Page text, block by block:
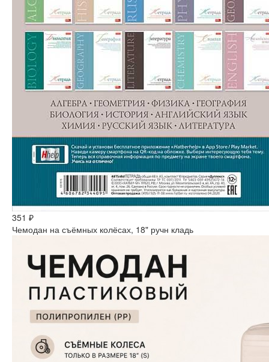
351 ₽
Чемодан на съёмных колёсах, 18" ручн кладь